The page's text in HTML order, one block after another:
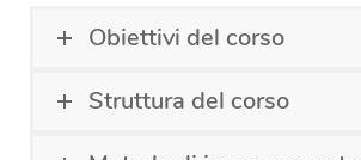
Obiettivi del corso
Struttura del corso